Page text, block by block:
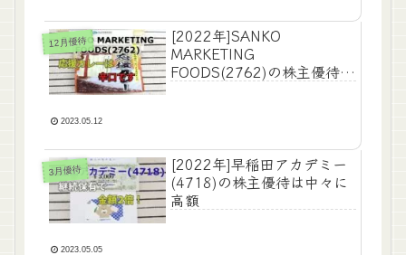
12月優待
[2022年]SANKO
MARKETING
FOODS(2762)の株主優待は
2023.05.12
3月優待
[2022年]早稲田アカデミー
(4718)の株主優待は中々に
高額
2023.05.05